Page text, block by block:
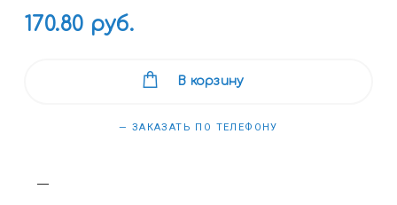
170.80 руб.
В корзину
— ЗАКАЗАТЬ ПО ТЕЛЕФОНУ